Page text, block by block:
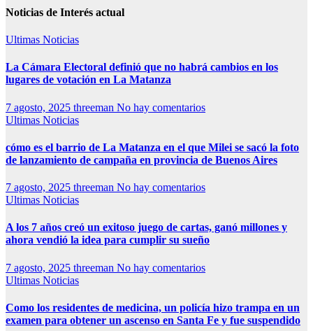
Noticias de Interés actual
Ultimas Noticias
La Cámara Electoral definió que no habrá cambios en los
lugares de votación en La Matanza
7 agosto, 2025 threeman No hay comentarios
Ultimas Noticias
cómo es el barrio de La Matanza en el que Milei se sacó la foto
de lanzamiento de campaña en provincia de Buenos Aires
7 agosto, 2025 threeman No hay comentarios
Ultimas Noticias
A los 7 años creó un exitoso juego de cartas, ganó millones y
ahora vendió la idea para cumplir su sueño
7 agosto, 2025 threeman No hay comentarios
Ultimas Noticias
Como los residentes de medicina, un policía hizo trampa en un
examen para obtener un ascenso en Santa Fe y fue suspendido